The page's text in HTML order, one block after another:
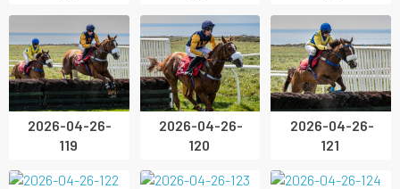
2026-04-26-
119
2026-04-26-
120
2026-04-26-
121